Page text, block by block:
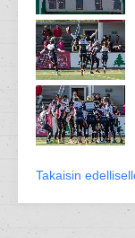
Takaisin